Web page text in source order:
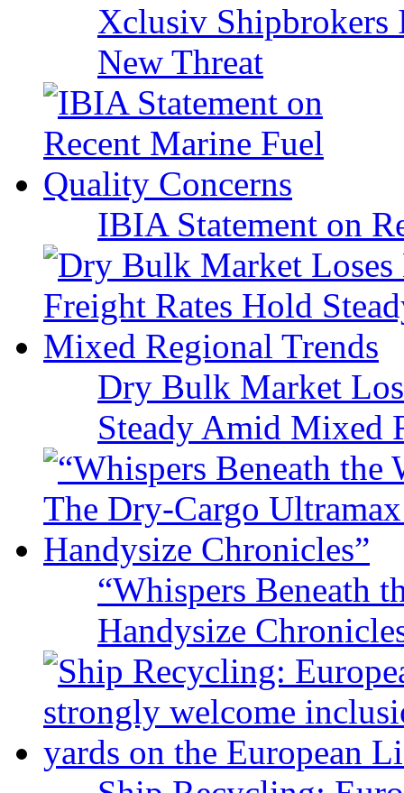
Xclusiv Shipbrokers
New Threat
IBIA Statement on
Dry Bulk Market
Steady Amid Mixed
“Whispers Beneath
Handysize